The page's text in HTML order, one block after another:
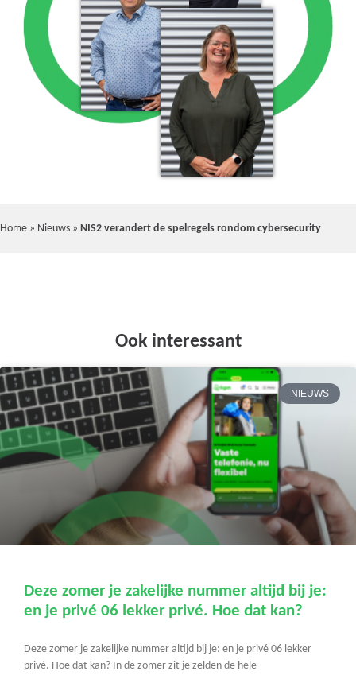
Home » Nieuws » NIS2 verandert de spelregels rondom cybersecurity
Ook interessant
NIEUWS
Deze zomer je zakelijke nummer altijd bij je:
en je privé 06 lekker privé. Hoe dat kan?
Deze zomer je zakelijke nummer altijd bij je: en je privé 06 lekker
privé. Hoe dat kan? In de zomer zit je zelden de hele